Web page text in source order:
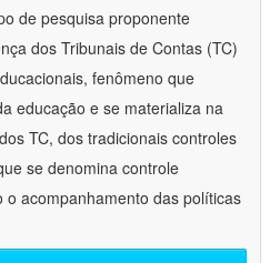
de pesquisa proponente
dos Tribunais de Contas (TC)
fenômeno que
educação e se materializa na
TC, dos tradicionais controles
se denomina controle
acompanhamento das políticas